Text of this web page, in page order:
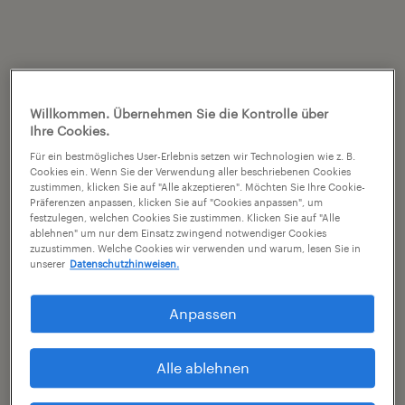
Willkommen. Übernehmen Sie die Kontrolle über
Ihre Cookies.
Für ein bestmögliches User-Erlebnis setzen wir Technologien wie z. B.
Cookies ein. Wenn Sie der Verwendung aller beschriebenen Cookies
zustimmen, klicken Sie auf "Alle akzeptieren". Möchten Sie Ihre Cookie-
Präferenzen anpassen, klicken Sie auf "Cookies anpassen", um
festzulegen, welchen Cookies Sie zustimmen. Klicken Sie auf "Alle
ablehnen" um nur dem Einsatz zwingend notwendiger Cookies
zuzustimmen. Welche Cookies wir verwenden und warum, lesen Sie in
unserer Datenschutzhinweisen.
Anpassen
Alle ablehnen